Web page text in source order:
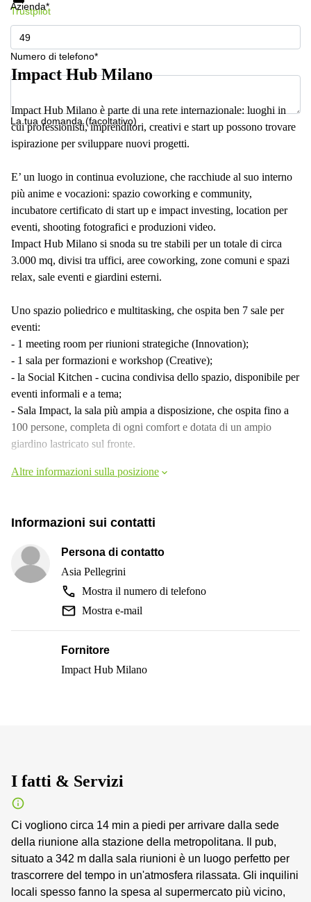
Coworking
in affitto su
Via Cipro,
Brescia
Ufficio
a Vicenza
Affitto
Business
Azienda*
Numero di telefono*
La tua domanda (facoltativo)
Trustpilot
Impact Hub Milano
Impact Hub Milano è parte di una rete internazionale: luoghi in
cui professionisti, imprenditori, creativi e start up possono trovare
ispirazione per sviluppare nuovi progetti.
E’ un luogo in continua evoluzione, che racchiude al suo interno
più anime e vocazioni: spazio coworking e community,
incubatore certificato di start up e impact investing, location per
eventi, shooting fotografici e produzioni video.
Impact Hub Milano si snoda su tre stabili per un totale di circa
3.000 mq, divisi tra uffici, aree coworking, zone comuni e spazi
relax, sale eventi e giardini esterni.
Uno spazio poliedrico e multitasking, che ospita ben 7 sale per
eventi:
- 1 meeting room per riunioni strategiche (Innovation);
- 1 sala per formazioni e workshop (Creative);
- la Social Kitchen - cucina condivisa dello spazio, disponibile per
eventi informali e a tema;
- Sala Impact, la sala più ampia a disposizione, che ospita fino a
100 persone, completa di ogni comfort e dotata di un ampio
giardino lastricato sul fronte.
Altre informazioni sulla posizione
Informazioni sui contatti
Persona di contatto
Asia Pellegrini
Mostra il numero di telefono
Mostra e-mail
Fornitore
Impact Hub Milano
I fatti & Servizi
Ci vogliono circa 14 min a piedi per arrivare dalla sede
della riunione alla stazione della metropolitana. Il pub,
situato a 342 m dalla sala riunioni è un luogo perfetto per
trascorrere del tempo in un'atmosfera rilassata. Gli inquilini
locali spesso fanno la spesa al supermercato più vicino,